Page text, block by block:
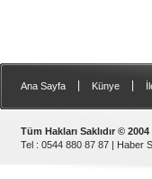
Ana Sayfa Künye
Tüm Hakları Saklıdır ©
Tel : 0544 880 87 87 | Haber